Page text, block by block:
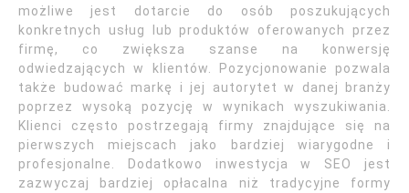
możliwe jest dotarcie do osób poszukujących
konkretnych usług lub produktów oferowanych przez
firmę, co zwiększa szanse na konwersję
odwiedzających w klientów. Pozycjonowanie pozwala
także budować markę i jej autorytet w danej branży
poprzez wysoką pozycję w wynikach wyszukiwania.
Klienci często postrzegają firmy znajdujące się na
pierwszych miejscach jako bardziej wiarygodne i
profesjonalne. Dodatkowo inwestycja w SEO jest
zazwyczaj bardziej opłacalna niż tradycyjne formy